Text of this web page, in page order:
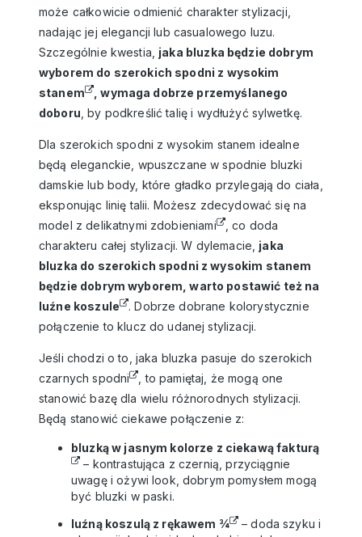
może całkowicie odmienić charakter stylizacji,
nadając jej elegancji lub casualowego luzu.
Szczególnie kwestia, jaka bluzka będzie dobrym
wyborem do szerokich spodni z wysokim
stanem
, wymaga dobrze przemyślanego
doboru , by podkreślić talię i wydłużyć sylwetkę.
Dla szerokich spodni z wysokim stanem idealne
będą eleganckie, wpuszczane w spodnie bluzki
damskie lub body, które gładko przylegają do ciała,
eksponując linię talii. Możesz zdecydować się na
model zdelikatnymi zdobieniami
, co doda
charakteru całej stylizacji. W dylemacie, jaka
bluzka do szerokich spodni z wysokim stanem
będzie dobrym wyborem, warto postawić też na
luźne koszule
. Dobrze dobrane kolorystycznie
połączenie to klucz do udanej stylizacji.
Jeśli chodzi o to, jaka bluzka pasuje doszerokich
czarnych spodni
, to pamiętaj, że mogą one
stanowić bazę dla wielu różnorodnych stylizacji.
Będą stanowić ciekawe połączenie z:
bluzką w jasnym kolorze z ciekawą fakturą
– kontrastująca z czernią, przyciągnie
uwagę i ożywi look, dobrym pomysłem mogą
być bluzki w paski.
luźną koszulą z rękawem ¾
– doda szyku i